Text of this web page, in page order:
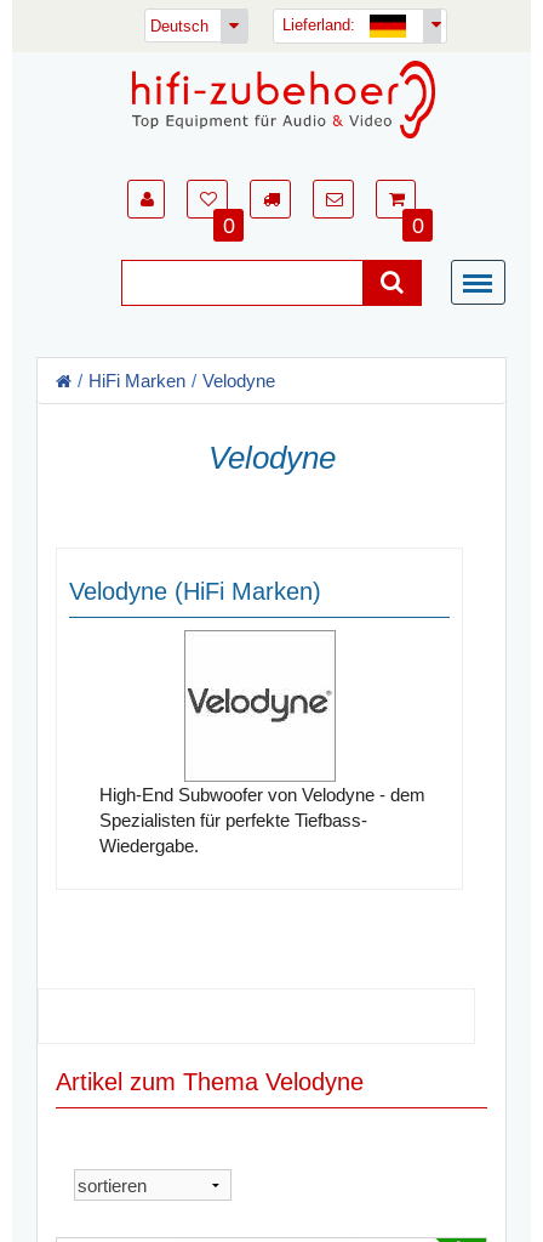
Deutsch Lieferland:
0 0
HiFi Marken Velodyne
Velodyne
Velodyne (HiFi Marken)
High-End Subwoofer von Velodyne - dem
Spezialisten für perfekte Tiefbass-
Wiedergabe.
Artikel zum Thema Velodyne